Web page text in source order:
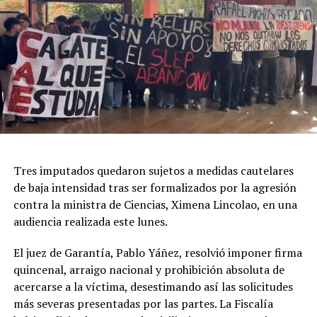
Foradori en Economía; Felipe Bastidas en Salud; Cristian
Arriagada en Vivienda; Juan Pablo Alvarado en
Transportes y Telecomunicaciones; Daniela Silva en
Desarrollo Social y Familia; Oriet Montecinos en la
Seremi de la Mujer y Equidad de Género; Ane Contreras
en la Vocería de Gobierno; Daniela Coello en Justicia y
Derechos Humanos; Hugo Ortiz en Culturas; Rodrigo
Oñate en Bienes Nacionales; Rodrigo Bahamonde en
Silva en Minería; Edinson Rivera en Obras Públicas;
Denisse Merino en Trabajo, y Roberto Buchhorsts en
Deporte.
Tres imputados quedaron sujetos a medidas cautelares
de baja intensidad tras ser formalizados por la agresión
contra la ministra de Ciencias, Ximena Lincolao, en una
audiencia realizada este lunes.
El juez de Garantía, Pablo Yáñez, resolvió imponer firma
quincenal, arraigo nacional y prohibición absoluta de
acercarse a la víctima, desestimando así las solicitudes
más severas presentadas por las partes. La Fiscalía